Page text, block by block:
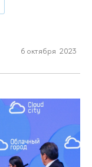
6 октября 2023